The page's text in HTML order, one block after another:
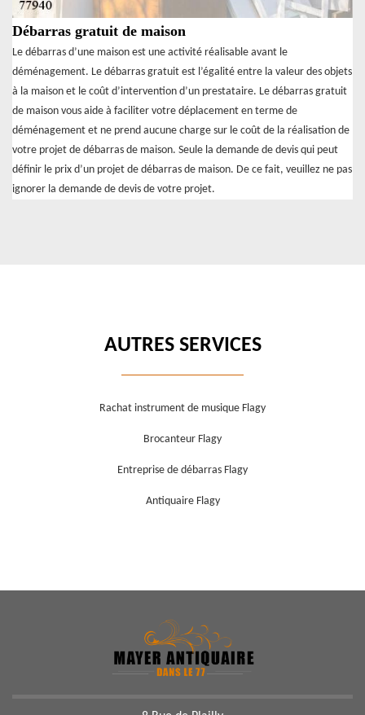
Débarras gratuit de maison
Le débarras d’une maison est une activité réalisable avant le
déménagement. Le débarras gratuit est l’égalité entre la valeur des objets
à la maison et le coût d’intervention d’un prestataire. Le débarras gratuit
de maison vous aide à faciliter votre déplacement en terme de
déménagement et ne prend aucune charge sur le coût de la réalisation de
votre projet de débarras de maison. Seule la demande de devis qui peut
définir le prix d’un projet de débarras de maison. De ce fait, veuillez ne pas
ignorer la demande de devis de votre projet.
AUTRES SERVICES
Rachat instrument de musique Flagy
Brocanteur Flagy
Entreprise de débarras Flagy
Antiquaire Flagy